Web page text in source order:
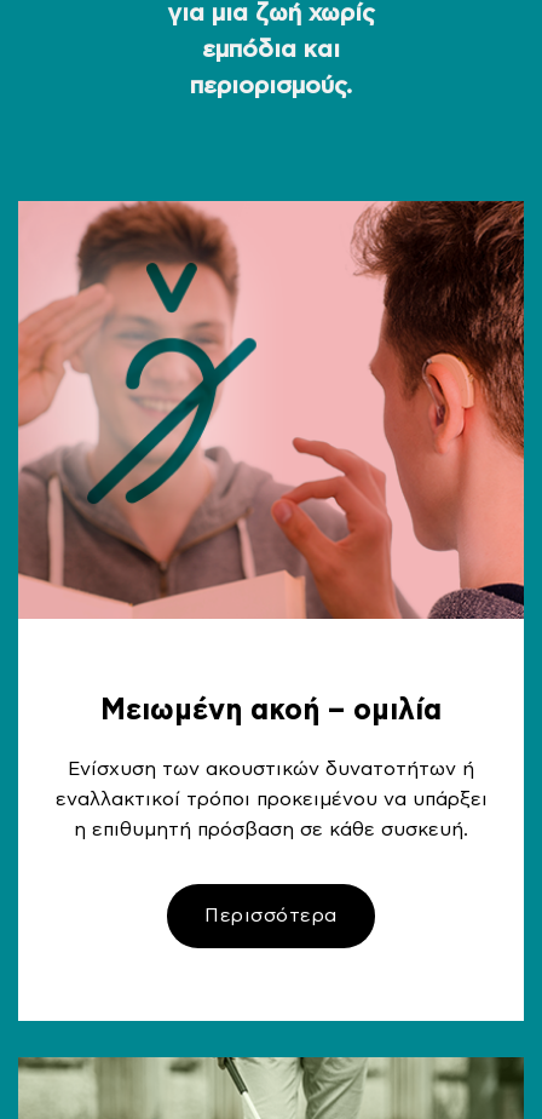
για μια ζωή χωρίς
εμπόδια και
περιορισμούς.
Μειωμένη ακοή – ομιλία
Ενίσχυση των ακουστικών δυνατοτήτων ή
εναλλακτικοί τρόποι προκειμένου να υπάρξει
η επιθυμητή πρόσβαση σε κάθε συσκευή.
Περισσότερα